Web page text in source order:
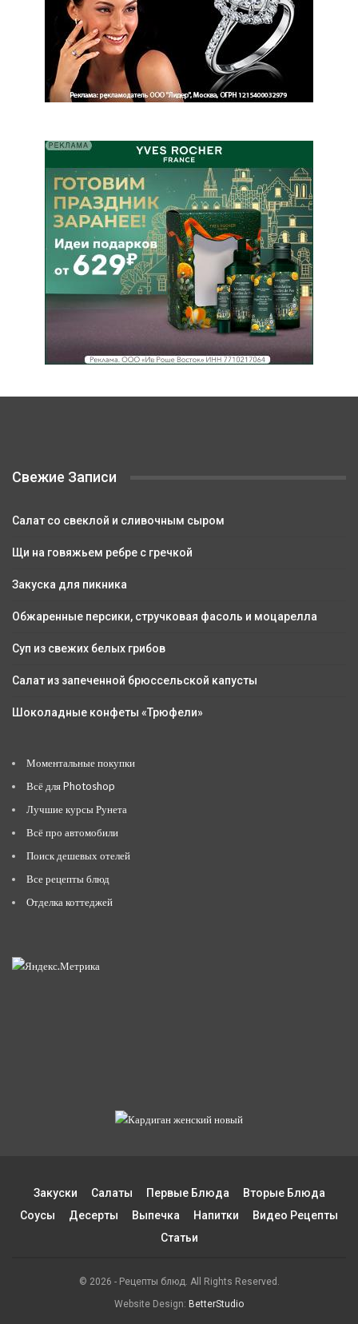
Свежие Записи
Салат со свеклой и сливочным сыром
Щи на говяжьем ребре с гречкой
Закуска для пикника
Обжаренные персики, стручковая фасоль и моцарелла
Суп из свежих белых грибов
Салат из запеченной брюссельской капусты
Шоколадные конфеты «Трюфели»
Моментальные покупки
Всё для Photoshop
Лучшие курсы Рунета
Всё про автомобили
Поиск дешевых отелей
Все рецепты блюд
Отделка коттеджей
Закуски Салаты Первые Блюда
Вторые Блюда
Соусы
Десерты Выпечка Напитки
Видео Рецепты
Статьи
© 2026 - Рецепты блюд. All Rights Reserved.
Website Design: BetterStudio